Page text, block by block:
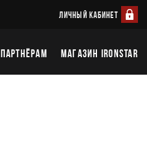
ЛИЧНЫЙ КАБИНЕТ
ПАРТНЁРАМ МАГАЗИН IRONSTAR